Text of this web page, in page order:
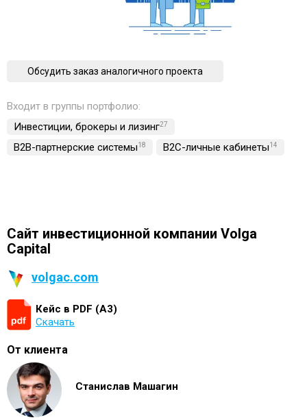
Обсудить заказ аналогичного проекта
Входит в группы портфолио:
Инвестиции, брокеры и лизинг27
B2B-партнерские системы18 B2C-личные кабинеты14
Сайт инвестиционной компании Volga
Capital
volgac.com
Кейс в PDF (А3)
Скачать
От клиента
Станислав Машагин